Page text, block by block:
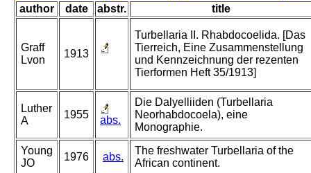
author date abstr. title
Graff
Lvon
1913
Turbellaria II. Rhabdocoelida. [Das
Tierreich, Eine Zusammenstellung
und Kennzeichnung der rezenten
Tierformen Heft 35/1913]
Luther
A
1955 abs.
Die Dalyelliiden (Turbellaria
Neorhabdocoela), eine
Monographie.
Young
JO
1976 abs.
The freshwater Turbellaria of the
African continent.